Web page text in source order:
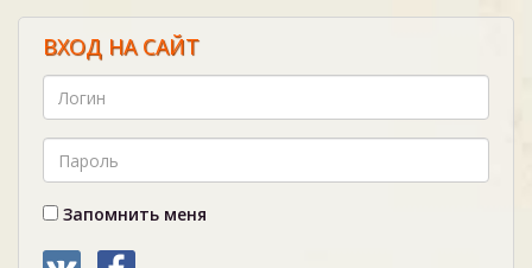
ВХОД НА САЙТ
Запомнить меня